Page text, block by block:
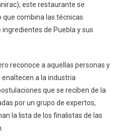
este restaurante se
combina las técnicas
de Puebla y sus
reconoce a aquellas personas y
a la industria
que se reciben de la
por un grupo de expertos,
la lista de los finalistas de las